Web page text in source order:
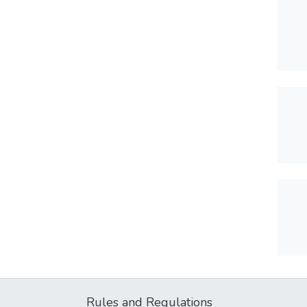
Rules and Regulations